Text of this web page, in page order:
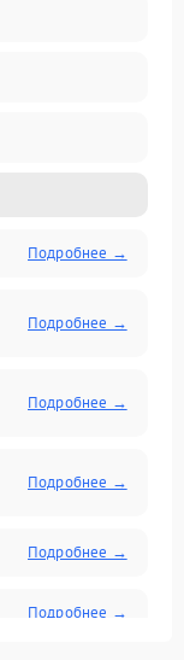
Подробнее →
Подробнее →
Подробнее →
Подробнее →
Подробнее →
Подробнее →